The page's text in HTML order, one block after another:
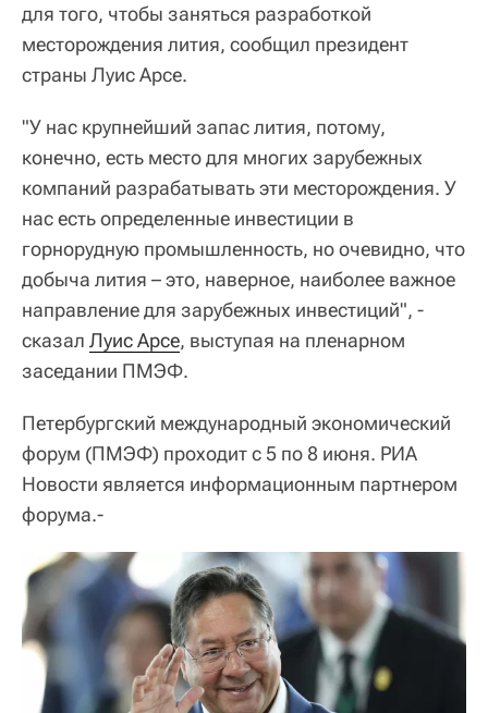
для того, чтобы заняться разработкой
месторождения лития, сообщил президент
страны Луис Арсе.
"У нас крупнейший запас лития, потому,
конечно, есть место для многих зарубежных
компаний разрабатывать эти месторождения. У
нас есть определенные инвестиции в
горнорудную промышленность, но очевидно, что
добыча лития – это, наверное, наиболее важное
направление для зарубежных инвестиций", -
сказал Луис Арсе, выступая на пленарном
заседании ПМЭФ.
Петербургский международный экономический
форум (ПМЭФ) проходит с 5 по 8 июня. РИА
Новости является информационным партнером
форума.-